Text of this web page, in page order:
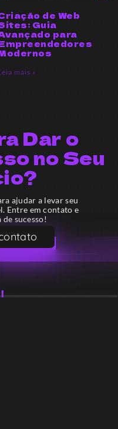
de Web
Guia
para
mais »
Dar o
no Seu
ajudar a levar seu
Entre em contato e
sucesso!